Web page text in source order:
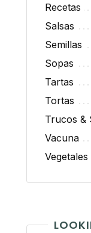
Recetas
Salsas
Semillas
Sopas
Tartas
Tortas
Trucos &
Vacuna
Vegetales